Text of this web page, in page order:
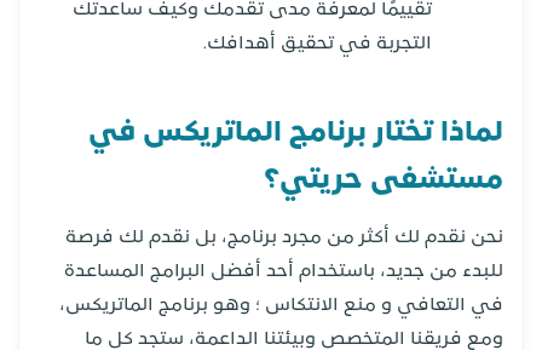
تقييمًا لمعرفة مدى تقدمك وكيف ساعدتك
التجربة في تحقيق أهدافك.
لماذا تختار برنامج الماتريكس في
مستشفى حريتي؟
نحن نقدم لك أكثر من مجرد برنامج، بل نقدم لك فرصة
للبدء من جديد، باستخدام أحد أفضل البرامج المساعدة
في التعافي و منع الانتكاس ؛ وهو برنامج الماتريكس،
ومع فريقنا المتخصص وبيئتنا الداعمة، ستجد كل ما